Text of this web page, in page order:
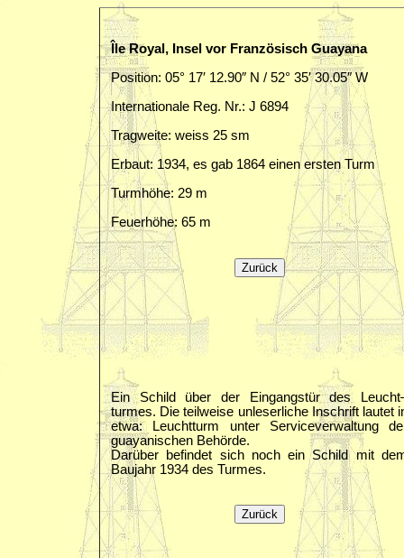
Île Royal, Insel vor Französisch Guayana
Position: 05° 17′ 12.90″ N / 52° 35′ 30.05″ W
Internationale Reg. Nr.: J 6894
Tragweite: weiss 25 sm
Erbaut: 1934, es gab 1864 einen ersten Turm
Turmhöhe: 29 m
Feuerhöhe: 65 m
Ein Schild über der Eingangstür des
turmes. Die teilweise unleserliche Inschrift lautet
etwa: Leuchtturm unter Serviceverwaltung
guayanischen Behörde.
Darüber befindet sich noch ein Schild mit
Baujahr 1934 des Turmes.